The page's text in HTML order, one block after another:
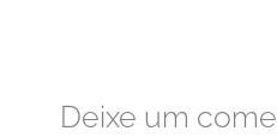
Deixe um